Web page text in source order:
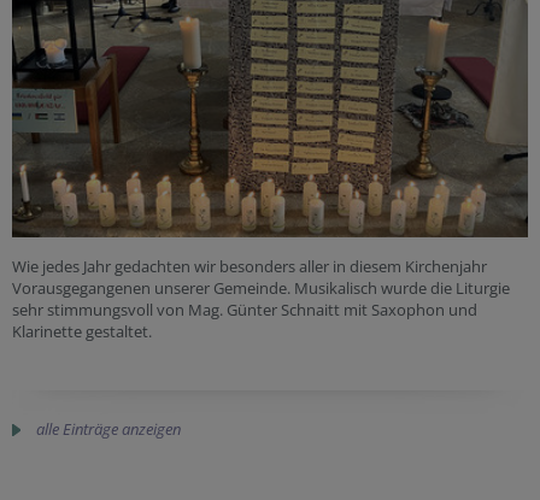
Wie jedes Jahr gedachten wir besonders aller in diesem Kirchenjahr
Vorausgegangenen unserer Gemeinde. Musikalisch wurde die Liturgie
sehr stimmungsvoll von Mag. Günter Schnaitt mit Saxophon und
Klarinette gestaltet.
alle Einträge anzeigen